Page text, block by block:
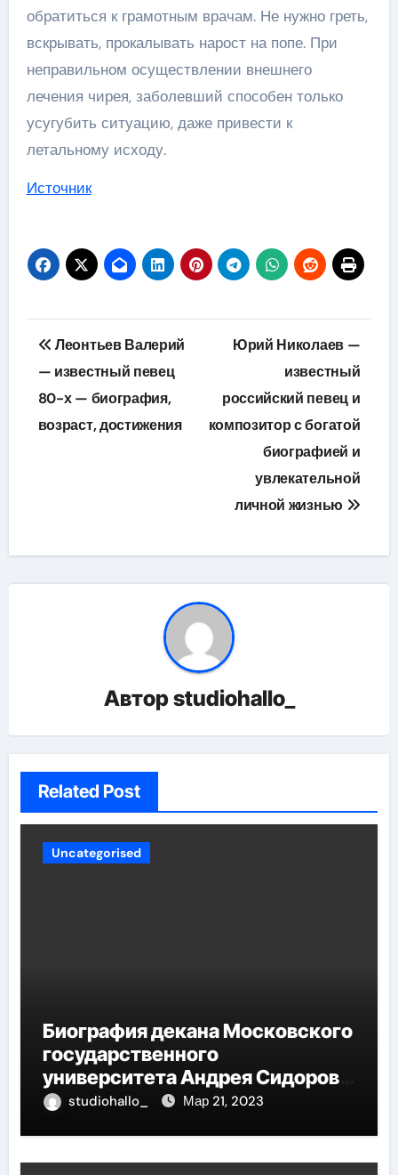
обратиться к грамотным врачам. Не нужно греть,
вскрывать, прокалывать нарост на попе. При
неправильном осуществлении внешнего
лечения чирея, заболевший способен только
усугубить ситуацию, даже привести к
летальному исходу.
Источник
Навигация
по
записям
Леонтьев Валерий
— известный певец
80-х — биография,
возраст, достижения
Юрий Николаев —
известный
российский певец и
композитор с богатой
биографией и
увлекательной
личной жизнью
Авторstudiohallo_
Related Post
Uncategorised
Биография декана Московского
государственного
университета Андрея Сидорова
— от студента до руководителя
studiohallo_ Мар 21, 2023